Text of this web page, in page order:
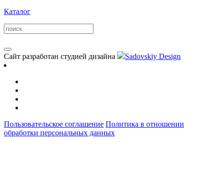
Каталог
Сайт разработан студией дизайна Sadovskiy Design
Пользовательское соглашение Политика в отношении
обработки персональных данных